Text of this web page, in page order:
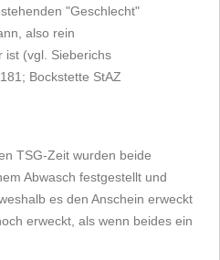
"Geschlecht"
also rein
ist (vgl. Sieberichs
Bockstette StAZ
TSG-Zeit wurden beide
Abwasch festgestellt und
es den Anschein erweckt
erweckt, als wenn beides ein